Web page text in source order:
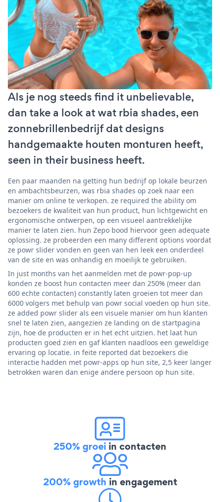
Als je nog steeds find it unbelievable,
dan take a look at wat rbia shades, een
zonnebrillenbedrijf dat designs
handgemaakte houten monturen heeft,
seen in their business heeft.
Een paar maanden na getting hun bedrijf op lokale beurzen
en ambachtsbeurzen, was rbia shades op zoek naar een
manier om online te verkopen. ze required the ability om
bezoekers de kwaliteit van hun product, hun lichtgewicht en
ergonomische ontwerpen, op een visueel aantrekkelijke
manier te laten zien. hun Zepo bood hiervoor geen adequate
oplossing. ze probeerden een many different options voordat
ze powr slider vonden en geen van hen leek een onderdeel
van de site en was onhandig en moeilijk te gebruiken.
In just months van het aanmelden met de powr-pop-up
konden ze boost hun contacten meer dan 250% (meer dan
600 echte contacten) constantly laten groeien tot meer dan
6000 volgers met behulp van powr social voeden op hun site.
ze added powr slider als een visuele manier om hun klanten
snel te laten zien, aangezien ze landing on de startpagina
zijn, hoe de producten er in het echt uitzien. het laat hun
producten goed zien en gaf klanten naadloos een geweldige
ervaring op locatie. in feite reported dat bezoekers die
interactie hadden met powr-apps op hun site, 2,5 keer langer
betrokken waren dan enige andere persoon op hun site.
250% groei in contacten
200% growth in engagement